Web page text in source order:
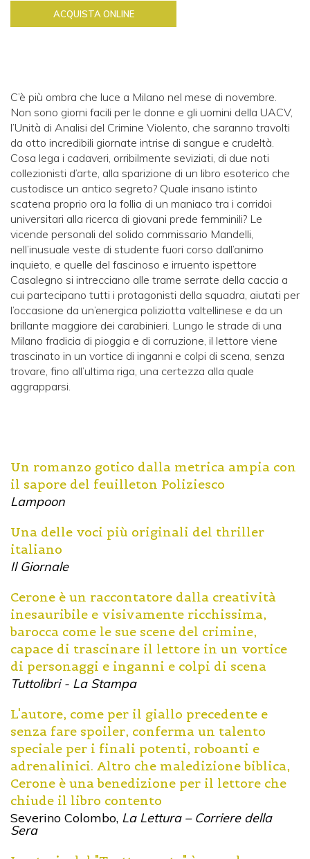
ACQUISTA ONLINE
C’è più ombra che luce a Milano nel mese di novembre.
Non sono giorni facili per le donne e gli uomini della UACV,
l’Unità di Analisi del Crimine Violento, che saranno travolti
da otto incredibili giornate intrise di sangue e crudeltà.
Cosa lega i cadaveri, orribilmente seviziati, di due noti
collezionisti d’arte, alla sparizione di un libro esoterico che
custodisce un antico segreto? Quale insano istinto
scatena proprio ora la follia di un maniaco tra i corridoi
universitari alla ricerca di giovani prede femminili? Le
vicende personali del solido commissario Mandelli,
nell’inusuale veste di studente fuori corso dall’animo
inquieto, e quelle del fascinoso e irruento ispettore
Casalegno si intrecciano alle trame serrate della caccia a
cui partecipano tutti i protagonisti della squadra, aiutati per
l’occasione da un’energica poliziotta valtellinese e da un
brillante maggiore dei carabinieri. Lungo le strade di una
Milano fradicia di pioggia e di corruzione, il lettore viene
trascinato in un vortice di inganni e colpi di scena, senza
trovare, fino all’ultima riga, una certezza alla quale
aggrapparsi.
Un romanzo gotico dalla metrica ampia con
il sapore del feuilleton Poliziesco
Lampoon
Una delle voci più originali del thriller
italiano
Il Giornale
Cerone è un raccontatore dalla creatività
inesauribile e visivamente ricchissima,
barocca come le sue scene del crimine,
capace di trascinare il lettore in un vortice
di personaggi e inganni e colpi di scena
Tuttolibri - La Stampa
L'autore, come per il giallo precedente e
senza fare spoiler, conferma un talento
speciale per i finali potenti, roboanti e
adrenalinici. Altro che maledizione biblica,
Cerone è una benedizione per il lettore che
chiude il libro contento
Severino Colombo, La Lettura – Corriere della
Sera